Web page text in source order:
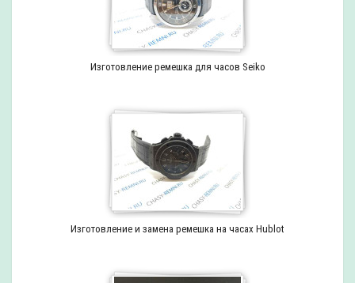
Изготовление ремешка для часов Seiko
Изготовление и замена ремешка на часах Hublot